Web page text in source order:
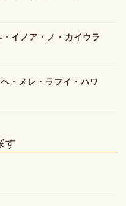
イノア・ノ・カイウラ
・メレ・ラフイ・ハワ
す